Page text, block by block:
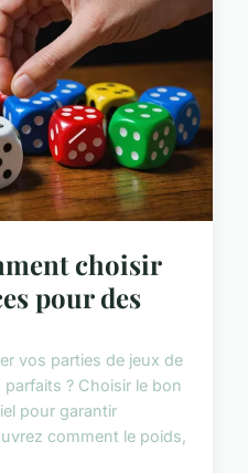
choisir
pour des
vos parties de jeux de
? Choisir le bon
pour garantir
comment le poids,